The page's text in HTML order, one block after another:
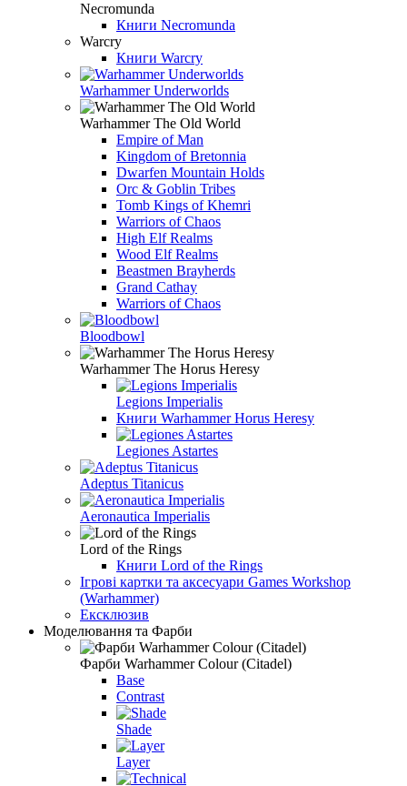
Necromunda
Книги Necromunda
Warcry
Книги Warcry
Warhammer Underworlds
Warhammer The Old World
Empire of Man
Kingdom of Bretonnia
Dwarfen Mountain Holds
Orc & Goblin Tribes
Tomb Kings of Khemri
Warriors of Chaos
High Elf Realms
Wood Elf Realms
Beastmen Brayherds
Grand Cathay
Warriors of Chaos
Bloodbowl
Warhammer The Horus Heresy
Legions Imperialis
Книги Warhammer Horus Heresy
Legiones Astartes
Adeptus Titanicus
Aeronautica Imperialis
Lord of the Rings
Книги Lord of the Rings
Ігрові картки та аксесуари Games Workshop
(Warhammer)
Ексклюзив
Моделювання та Фарби
Фарби Warhammer Colour (Citadel)
Base
Contrast
Shade
Layer